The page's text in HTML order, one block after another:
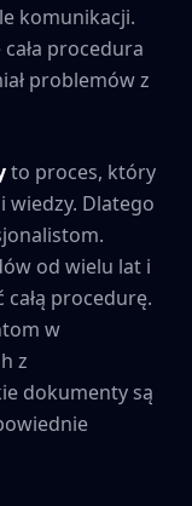
komunikacji.
procedura
problemów z
to proces, który
Dlatego
od wielu lat i
procedurę.
w
z
dokumenty są